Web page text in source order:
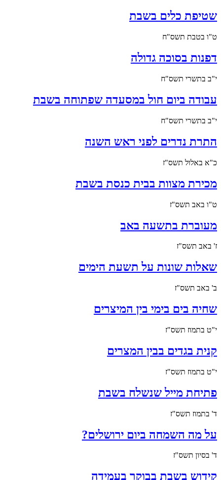
שטיפת כלים בשבת
ט"ו בטבת תשס"ח
דפנות בסוכה גדולה
י"ב בתשרי תשס"ח
עבודה ביום חול במסעדה שפתוחה בשבת
י"ב בתשרי תשס"ח
התרת נדרים לפני ראש השנה
כ"א באלול תשס"ז
מכירת מצוות בבית כנסת בשבת
ט"ו באב תשס"ז
מעוברת בתשעה באב
ז' באב תשס"ז
שאלות שונות על תשעת הימים
ב' באב תשס"ז
שחיה בים בימי בין המיצרים
י"ט בתמוז תשס"ז
קנית בגדים בבין המצרים
י"ט בתמוז תשס"ז
פתיחת מייל שנשלח בשבת
ד' בתמוז תשס"ז
על מה השמחה ביום ירושלים?
ד' בסיון תשס"ז
קידוש בשבת בבוקר בעמידה